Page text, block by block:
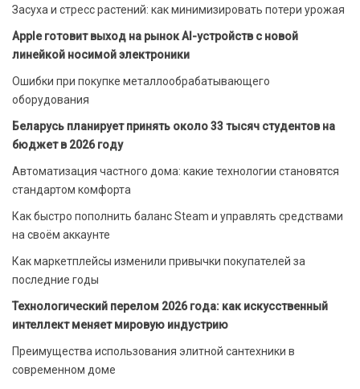
Засуха и стресс растений: как минимизировать потери урожая
Apple готовит выход на рынок AI-устройств с новой
линейкой носимой электроники
Ошибки при покупке металлообрабатывающего
оборудования
Беларусь планирует принять около 33 тысяч студентов на
бюджет в 2026 году
Автоматизация частного дома: какие технологии становятся
стандартом комфорта
Как быстро пополнить баланс Steam и управлять средствами
на своём аккаунте
Как маркетплейсы изменили привычки покупателей за
последние годы
Технологический перелом 2026 года: как искусственный
интеллект меняет мировую индустрию
Преимущества использования элитной сантехники в
современном доме